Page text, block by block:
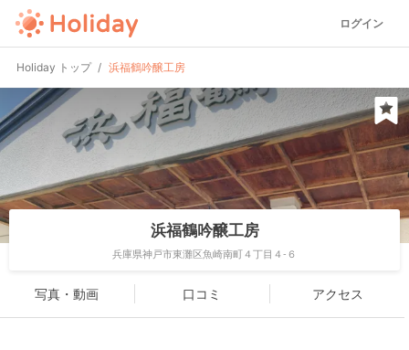
ログイン
Holiday トップ 浜福鶴吟醸工房
浜福鶴吟醸工房
兵庫県神戸市東灘区魚崎南町４丁目４-６
写真・動画 口コミ アクセス